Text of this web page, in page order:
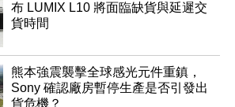
布 LUMIX L10 將面臨缺貨與延遲交
貨時間
熊本強震襲擊全球感光元件重鎮，
Sony 確認廠房暫停生產是否引發出
貨危機？